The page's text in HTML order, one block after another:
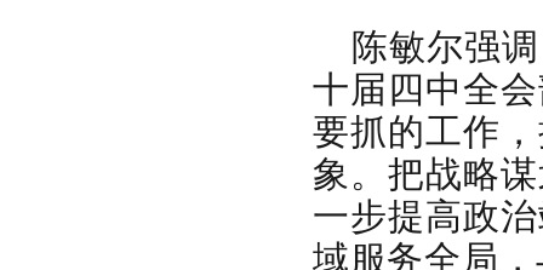
陈敏尔强
十届四中全会
要抓的工作 ，
象。把战略
一步提高政
域服务全局